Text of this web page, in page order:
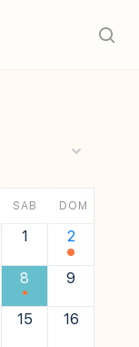
SAB DOM
1 2
8 9
15 16